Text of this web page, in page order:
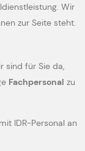
Wir
zur Seite steht.
sind für Sie da,
Fachpersonal zu
IDR-Personal an